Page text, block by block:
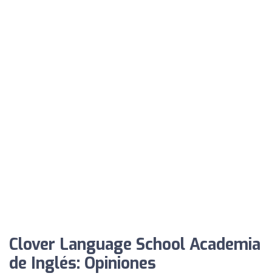
Clover Language School Academia
de Inglés: Opiniones